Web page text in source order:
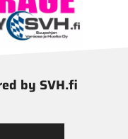
by SVH.fi